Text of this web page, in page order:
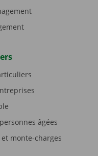
âgées
monte-charges